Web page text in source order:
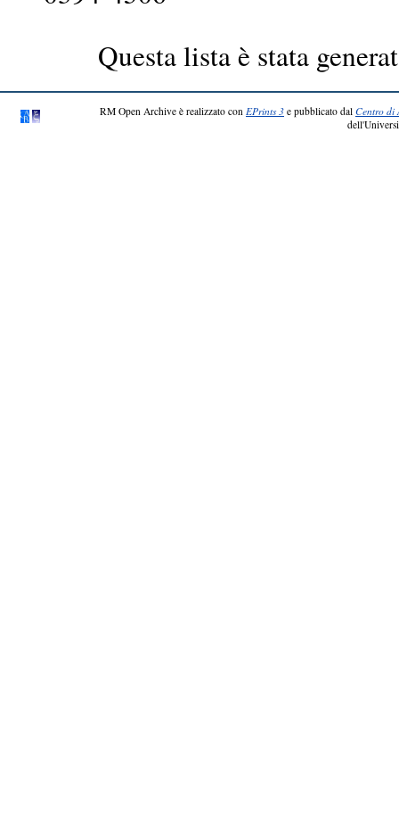
Questa lista è stata
RM Open Archive è realizzato con EPrints 3 e pubblicato dal Centro di